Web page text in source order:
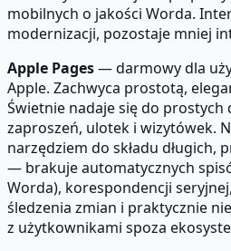
mobilnych o jakości Worda.
modernizacji, pozostaje mniej
Apple Pages— darmowy dla
Apple. Zachwyca prostotą,
Świetnie nadaje się do prostych
zaproszeń, ulotek i wizytówek.
narzędziem do składu długich,
— brakuje automatycznych
Worda), korespondencji
śledzenia zmian i praktycznie
z użytkownikami spoza